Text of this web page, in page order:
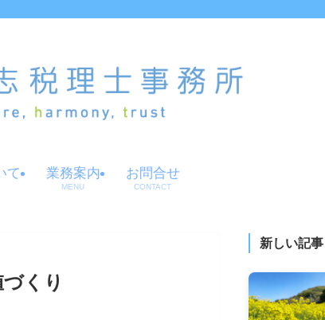
て 業務案内
MENU
お問合せ
CONTACT
くり
新しい記事